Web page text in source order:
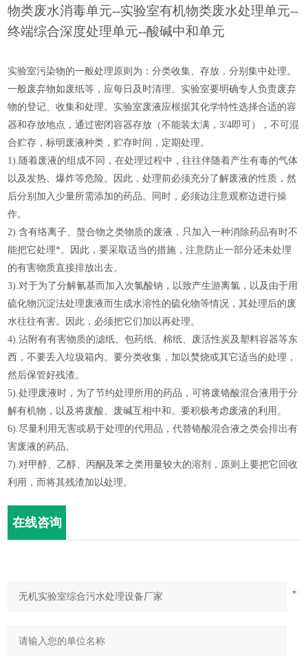
物类废水消毒单元--实验室有机物类废水处理单元--
终端综合深度处理单元--酸碱中和单元
实验室污染物的一般处理原则为：分类收集、存放，分别集中处理。
一般废弃物如废纸等，应每日及时清理。实验室要明确专人负责废弃
物的登记、收集和处理。实验室废液应根据其化学特性选择合适的容
器和存放地点，通过密闭容器存放（不能装太满，3/4即可），不可混
合贮存，标明废液种类，贮存时间，定期处理。
1).随着废液的组成不同，在处理过程中，往往伴随着产生有毒的气体
以及发热、爆炸等危险。因此，处理前必须充分了解废液的性质，然
后分别加入少量所需添加的药品。同时，必须边注意观察边进行操
作。
2).含有络离子、螯合物之类物质的废液，只加入一种消除药品有时不
能把它处理*。因此，要采取适当的措施，注意防止一部分还未处理
的有害物质直接排放出去。
3).对于为了分解氰基而加入次氯酸钠，以致产生游离氯，以及由于用
硫化物沉淀法处理废液而生成水溶性的硫化物等情况，其处理后的废
水往往有害。因此，必须把它们加以再处理。
4).沾附有有害物质的滤纸、包药纸、棉纸、废活性炭及塑料容器等东
西，不要丢入垃圾箱内。要分类收集，加以焚烧或其它适当的处理，
然后保管好残渣。
5).处理废液时，为了节约处理所用的药品，可将废铬酸混合液用于分
解有机物，以及将废酸、废碱互相中和。要积极考虑废液的利用。
6).尽量利用无害或易于处理的代用品，代替铬酸混合液之类会排出有
害废液的药品。
7).对甲醇、乙醇、丙酮及苯之类用量较大的溶剂，原则上要把它回收
利用，而将其残渣加以处理。
在线咨询